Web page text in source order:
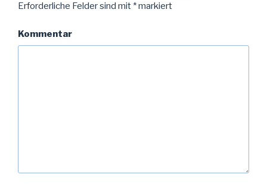
Erforderliche Felder sind mit *markiert
Kommentar